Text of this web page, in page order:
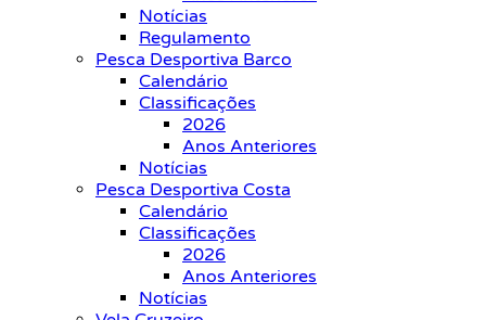
Notícias
Regulamento
Pesca Desportiva Barco
Calendário
Classificações
2026
Anos Anteriores
Notícias
Pesca Desportiva Costa
Calendário
Classificações
2026
Anos Anteriores
Notícias